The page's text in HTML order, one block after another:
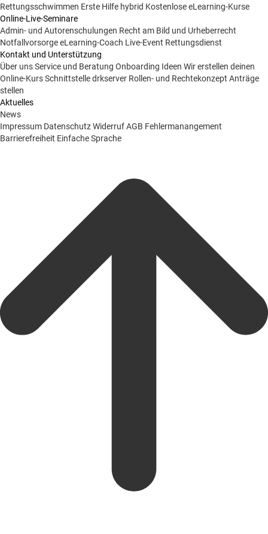
Rettungsschwimmen Erste Hilfe hybrid Kostenlose eLearning-Kurse
Online-Live-Seminare
Admin- und Autorenschulungen Recht am Bild und Urheberrecht
NotfallvorsorgeeLearning-Coach Live-Event Rettungsdienst
Kontakt und Unterstützung
Über unsService und Beratung Onboarding Ideen Wir erstellen deinen
Online-KursSchnittstelle drkserver Rollen- und Rechtekonzept Anträge
stellen
Aktuelles
News
Impressum DatenschutzWiderrufAGB Fehlermanangement
Barrierefreiheit Einfache Sprache